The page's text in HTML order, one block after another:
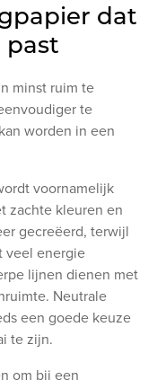
dat
past
minst ruim te
te
worden in een
voornamelijk
zachte kleuren en
gecreëerd, terwijl
veel energie
lijnen dienen met
Neutrale
een goede keuze
te zijn.
om bij een